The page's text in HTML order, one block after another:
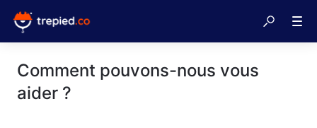
Comment pouvons-nous vous
aider ?